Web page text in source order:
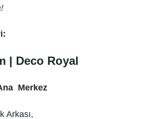
| Deco Royal
Merkez
Arkası,